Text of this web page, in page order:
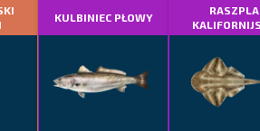
KULBINIEC PŁOWY
RASZPLA